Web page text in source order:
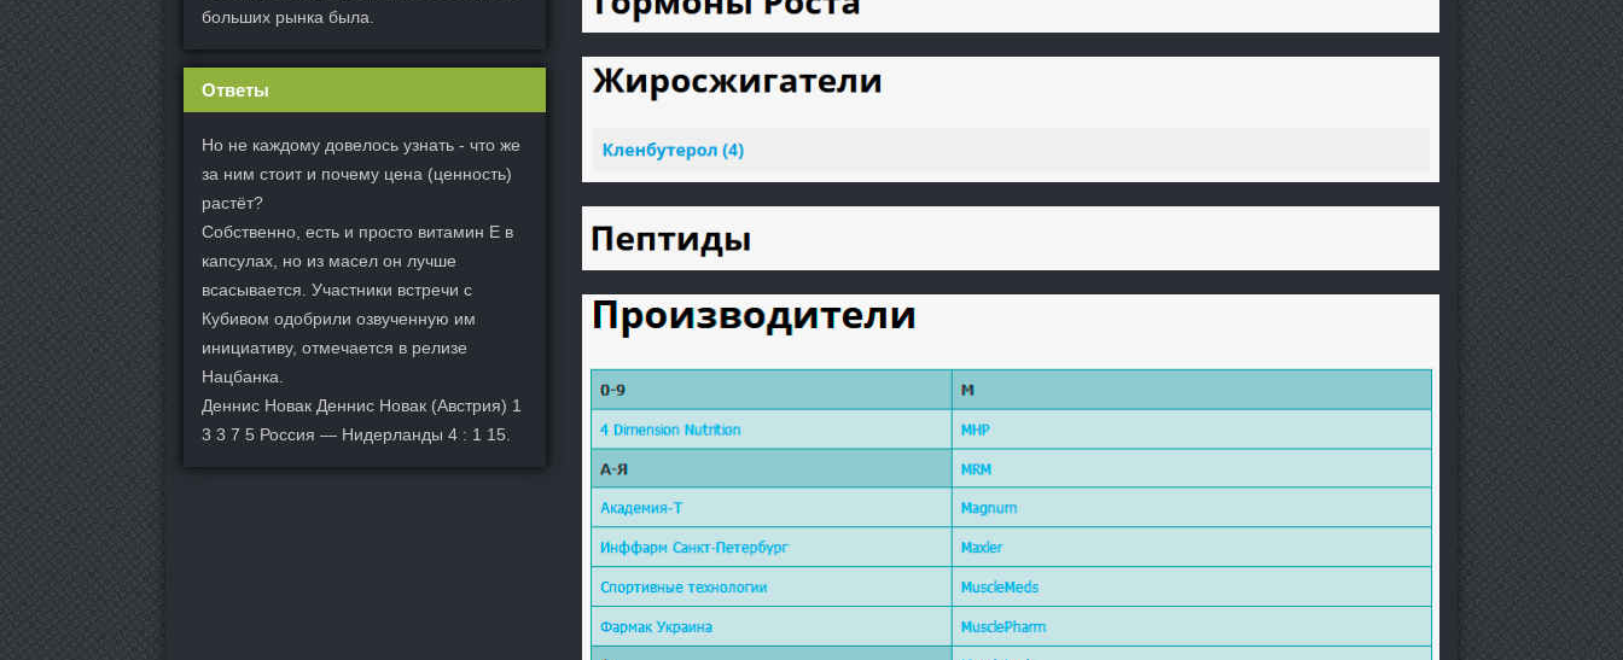
больших рынка была.
Ответы
Но не каждому довелось узнать - что же
за ним стоит и почему цена (ценность)
растёт?
Собственно, есть и просто витамин Е в
капсулах, но из масел он лучше
всасывается. Участники встречи с
Кубивом одобрили озвученную им
инициативу, отмечается в релизе
Нацбанка.
Деннис Новак Деннис Новак (Австрия) 1
3 3 7 5 Россия — Нидерланды 4 : 1 15.